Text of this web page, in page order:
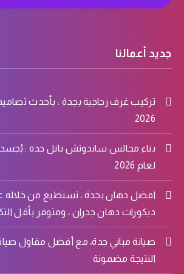
جديد أعمالنا
تركيب غرف زجاجية بجدة : بأحدث
2026
بناء مجالس ساندوتش بانل جدة : يُجسد
لعام 2026
افضل دهان بجدة ، تستطيع من
ديكورات دهان جدران ، ومتوفر بأقل
صيانة مباني جدة، مع أفضل مقاول
النتيجة مضمونة